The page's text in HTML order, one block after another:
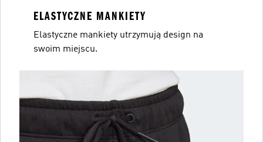
ELASTYCZNE MANKIETY
Elastyczne mankiety utrzymują design na
swoim miejscu.